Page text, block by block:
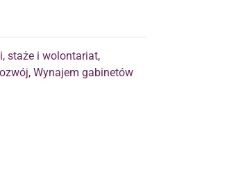
staże i wolontariat,
, Wynajem gabinetów